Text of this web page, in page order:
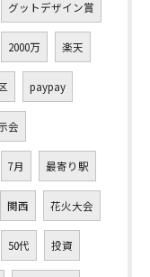
グットデザイン賞
2000万 楽天
paypay
会
7月 最寄り駅
関西 花火大会
50代 投資